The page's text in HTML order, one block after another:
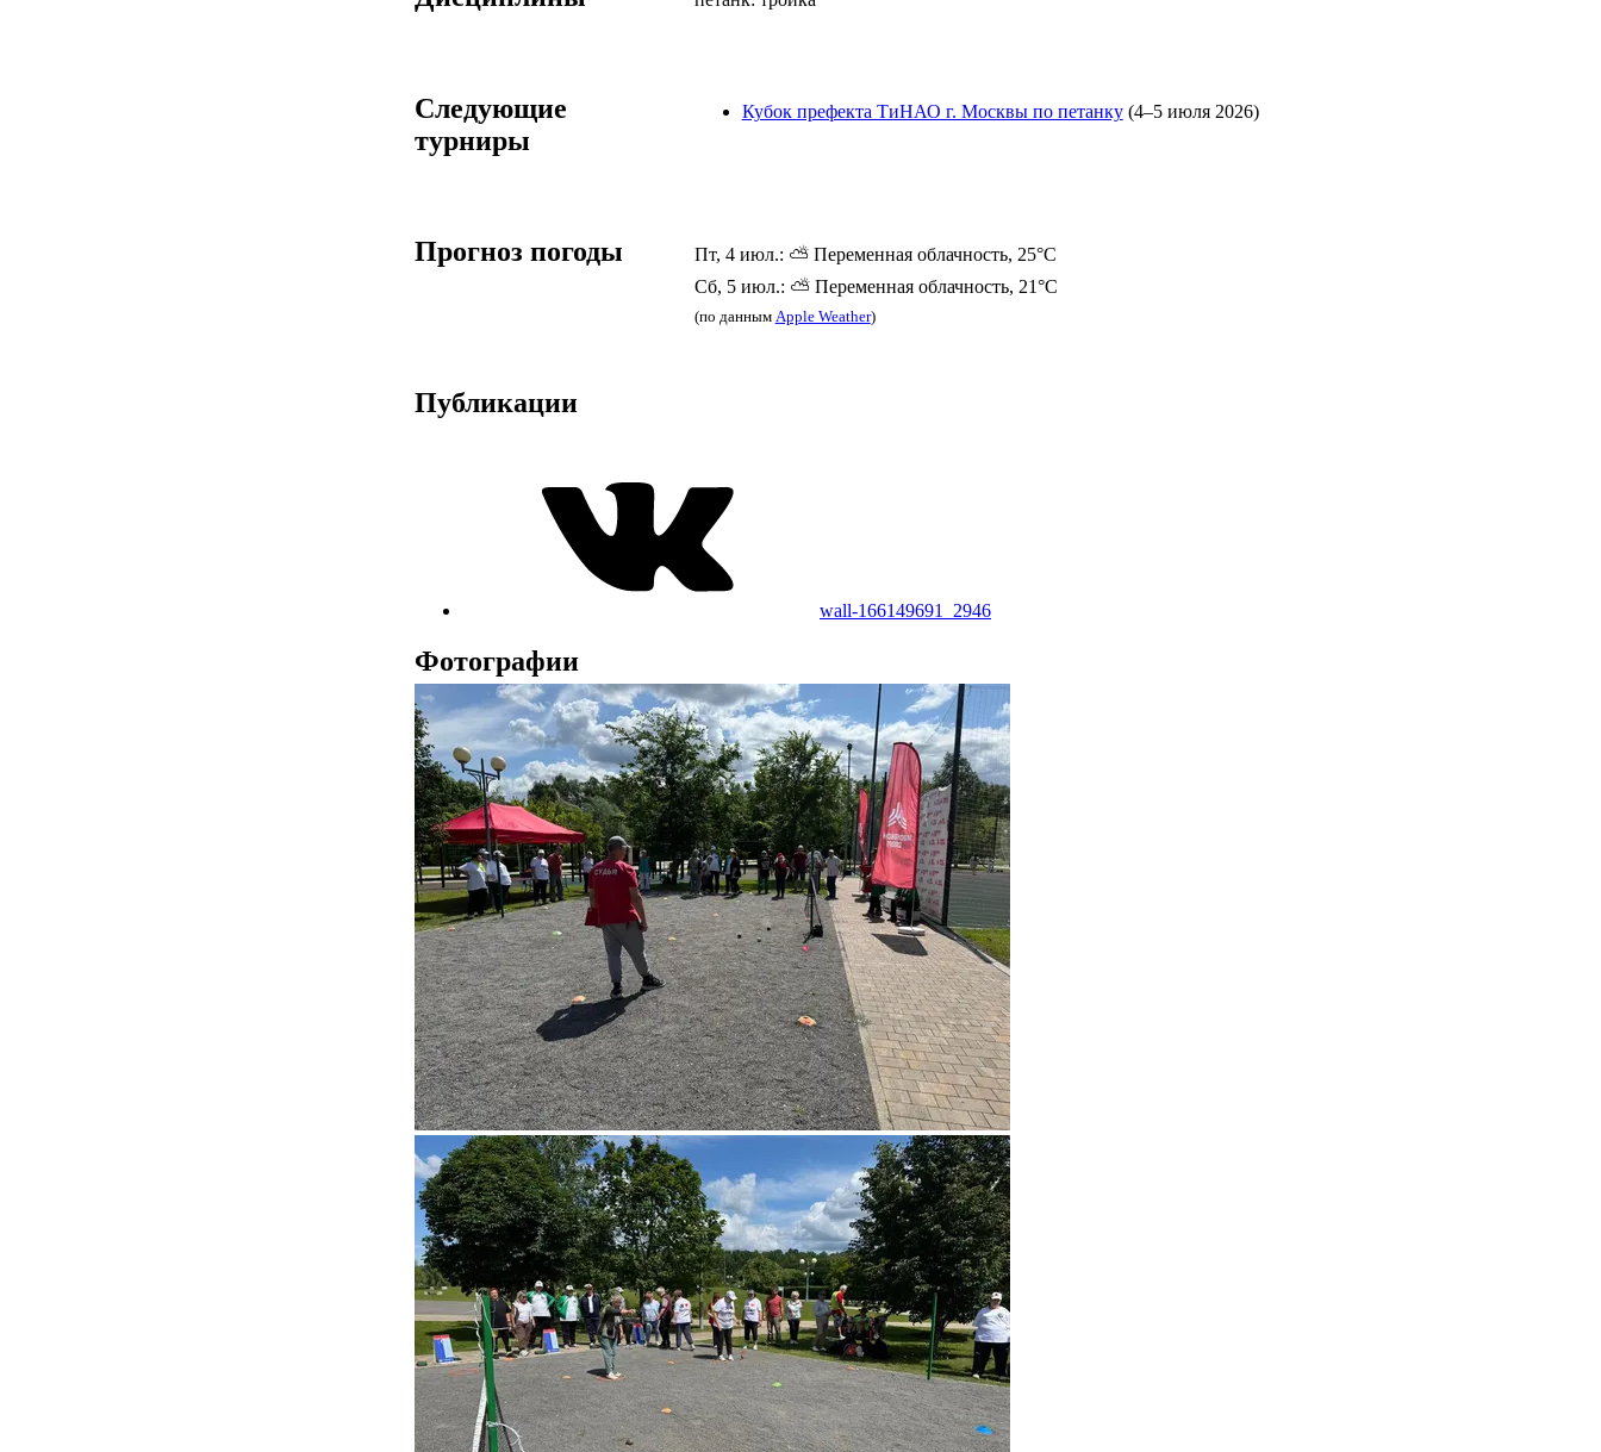
Следующие
турниры
Кубок префекта ТиНАО г. Москвы по петанку (4–5 июля 2026)
Прогноз погоды
Пт, 4 июл.: ⛅ Переменная облачность, 25°C
Сб, 5 июл.: ⛅ Переменная облачность, 21°C
(по данным Apple Weather)
Публикации
wall-166149691_2946
Фотографии